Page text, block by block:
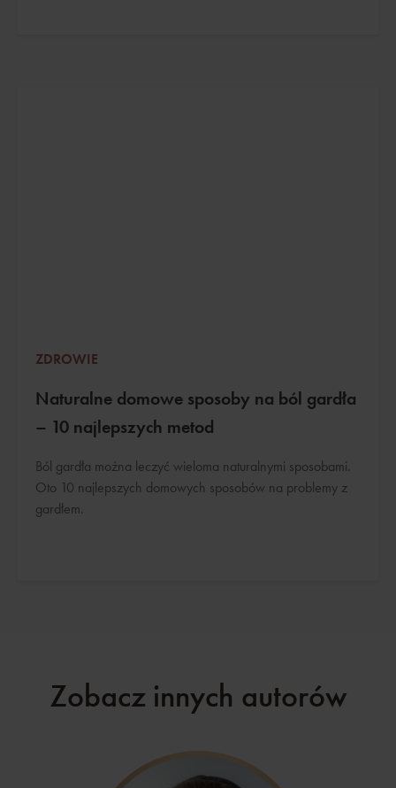
ZDROWIE
Naturalne domowe sposoby na ból gardła
– 10 najlepszych metod
Ból gardła można leczyć wieloma naturalnymi sposobami.
Oto 10 najlepszych domowych sposobów na problemy z
gardłem.
Zobacz innych autorów